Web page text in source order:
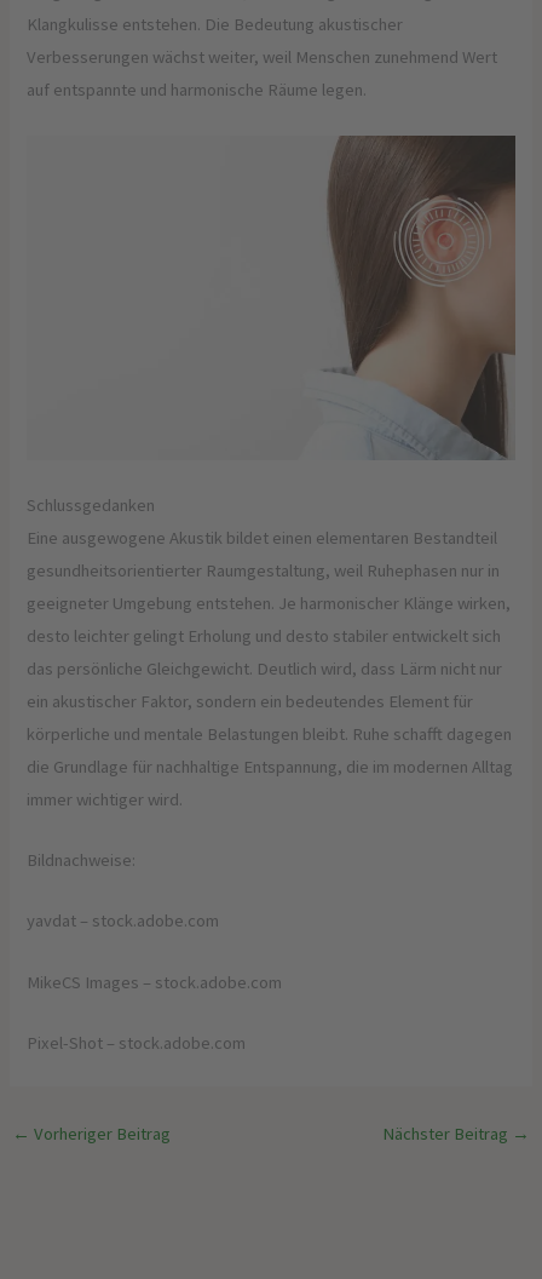
Klangkulisse entstehen. Die Bedeutung akustischer
Verbesserungen wächst weiter, weil Menschen zunehmend Wert
auf entspannte und harmonische Räume legen.
Schlussgedanken
Eine ausgewogene Akustik bildet einen elementaren Bestandteil
gesundheitsorientierter Raumgestaltung, weil Ruhephasen nur in
geeigneter Umgebung entstehen. Je harmonischer Klänge wirken,
desto leichter gelingt Erholung und desto stabiler entwickelt sich
das persönliche Gleichgewicht. Deutlich wird, dass Lärm nicht nur
ein akustischer Faktor, sondern ein bedeutendes Element für
körperliche und mentale Belastungen bleibt. Ruhe schafft dagegen
die Grundlage für nachhaltige Entspannung, die im modernen Alltag
immer wichtiger wird.
Bildnachweise:
yavdat – stock.adobe.com
MikeCS Images – stock.adobe.com
Pixel-Shot – stock.adobe.com
← Vorheriger Beitrag Nächster Beitrag →